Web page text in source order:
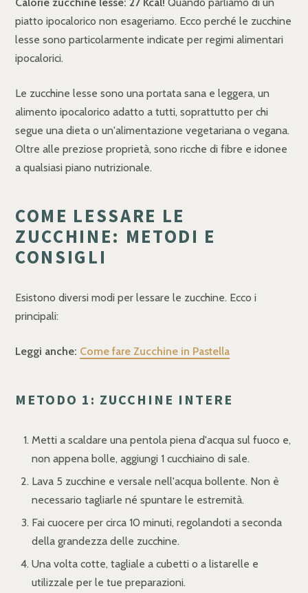
piatto ipocalorico non esageriamo. Ecco perché le zucchine
lesse sono particolarmente indicate per regimi alimentari
ipocalorici.
Le zucchine lesse sono una portata sana e leggera, un
alimento ipocalorico adatto a tutti, soprattutto per chi
segue una dieta o un'alimentazione vegetariana o vegana.
Oltre alle preziose proprietà, sono ricche di fibre e idonee
a qualsiasi piano nutrizionale.
COME LESSARE LE
ZUCCHINE: METODI E
CONSIGLI
Esistono diversi modi per lessare le zucchine. Ecco i
principali:
Leggi anche: Come fare Zucchine in Pastella
METODO 1: ZUCCHINE INTERE
Metti a scaldare una pentola piena d'acqua sul fuoco e,
non appena bolle, aggiungi 1 cucchiaino di sale.
Lava 5 zucchine e versale nell'acqua bollente. Non è
necessario tagliarle né spuntare le estremità.
Fai cuocere per circa 10 minuti, regolandoti a seconda
della grandezza delle zucchine.
Una volta cotte, tagliale a cubetti o a listarelle e
utilizzale per le tue preparazioni.